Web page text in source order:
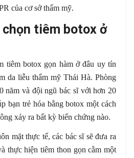
của cơ sở thẩm mỹ.
chọn tiêm botox ở
tiêm botox gọn hàm ở đâu uy tín
da liễu thẩm mỹ Thái Hà. Phòng
năm và đội ngũ bác sĩ với hơn 20
bạn trẻ hóa bằng botox một cách
xảy ra bất kỳ biến chứng nào.
mặt thực tế, các bác sĩ sẽ đưa ra
thực hiện tiêm thon gọn cằm một